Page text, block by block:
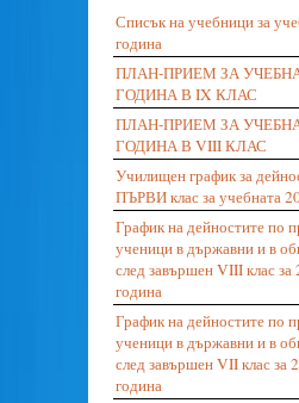
Списък на учебници за
година
ПЛАН-ПРИЕМ ЗА
ГОДИНА В IX КЛАС
ПЛАН-ПРИЕМ ЗА
ГОДИНА В VIII КЛАС
Училищен график за
ПЪРВИ клас за учебната
График на дейностите по
ученици в държавни и в
след завършен VIII клас
година
График на дейностите по
ученици в държавни и в
след завършен VII клас за
година